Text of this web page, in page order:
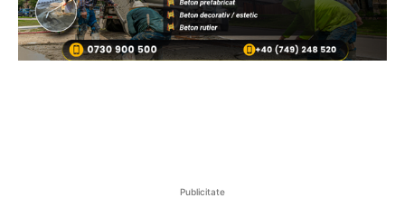
Publicitate